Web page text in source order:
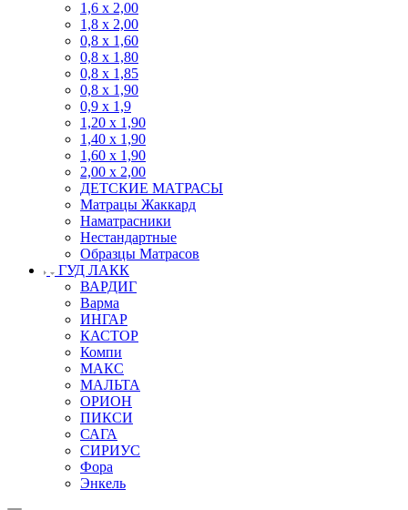
1,6 х 2,00
1,8 х 2,00
0,8 х 1,60
0,8 х 1,80
0,8 х 1,85
0,8 х 1,90
0,9 х 1,9
1,20 х 1,90
1,40 х 1,90
1,60 х 1,90
2,00 х 2,00
ДЕТСКИЕ МАТРАСЫ
Матрацы Жаккард
Наматрасники
Нестандартные
Образцы Матрасов
ГУД ЛАКК
ВАРДИГ
Варма
ИНГАР
КАСТОР
Компи
МАКС
МАЛЬТА
ОРИОН
ПИКСИ
САГА
СИРИУС
Фора
Энкель